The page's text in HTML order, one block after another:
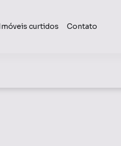
curtidos Contato